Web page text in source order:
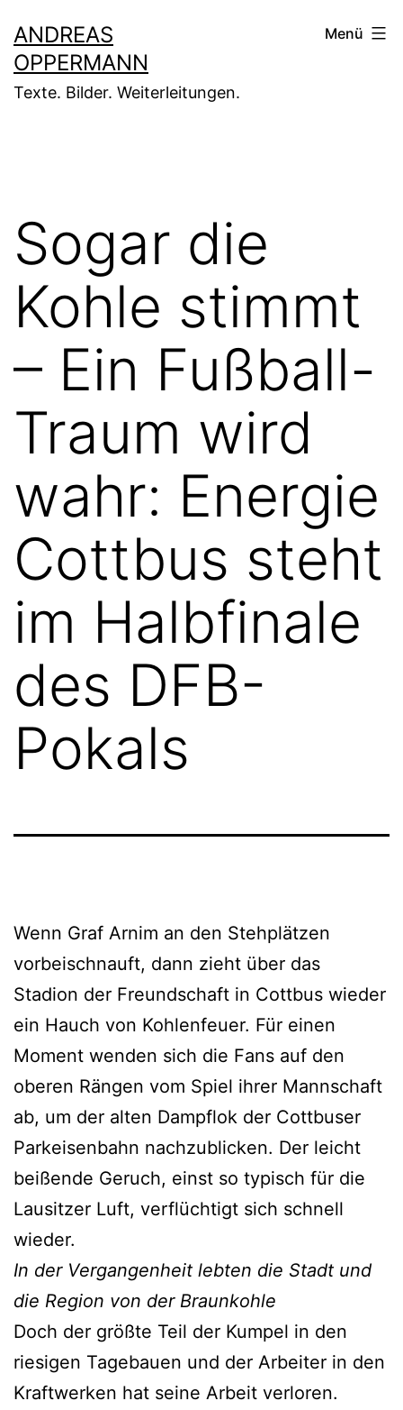
Inhalt
springen
ANDREAS
OPPERMANN
Texte. Bilder. Weiterleitungen.
Menü
Sogar die
Kohle stimmt
– Ein Fußball-
Traum wird
wahr: Energie
Cottbus steht
im Halbfinale
des DFB-
Pokals
Wenn Graf Arnim an den Stehplätzen
vorbeischnauft, dann zieht über das
Stadion der Freundschaft in Cottbus wieder
ein Hauch von Kohlenfeuer. Für einen
Moment wenden sich die Fans auf den
oberen Rängen vom Spiel ihrer Mannschaft
ab, um der alten Dampflok der Cottbuser
Parkeisenbahn nachzublicken. Der leicht
beißende Geruch, einst so typisch für die
Lausitzer Luft, verflüchtigt sich schnell
wieder.
In der Vergangenheit lebten die Stadt und
die Region von der Braunkohle
Doch der größte Teil der Kumpel in den
riesigen Tagebauen und der Arbeiter in den
Kraftwerken hat seine Arbeit verloren.